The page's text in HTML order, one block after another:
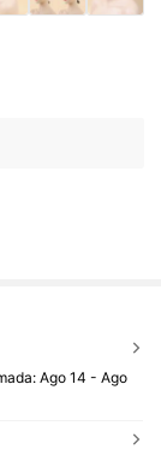
Ago 14 - Ago